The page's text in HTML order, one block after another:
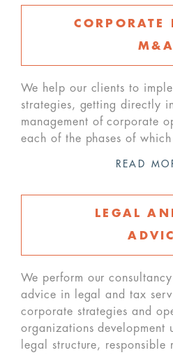
CORPORATE
M&A
We help our clients to
strategies, getting directly
management of corporate
each of the phases of
READ
LEGAL
We perform our
advice in legal and tax
corporate strategies and
organizations development
legal structure, responsible